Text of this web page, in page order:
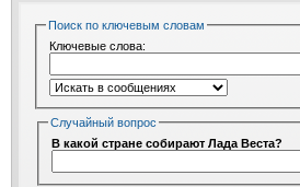
Поиск по ключевым словам
Ключевые слова:
Случайный вопрос
В какой стране собирают Лада Веста?